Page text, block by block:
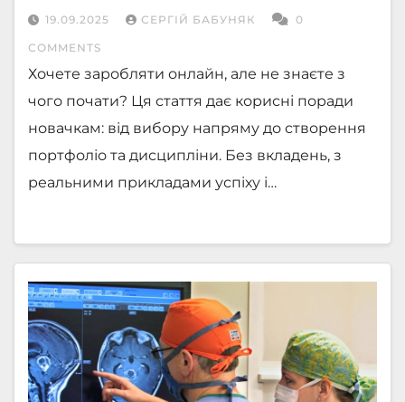
19.09.2025 СЕРГІЙ БАБУНЯК 0
COMMENTS
Хочете заробляти онлайн, але не знаєте з
чого почати? Ця стаття дає корисні поради
новачкам: від вибору напряму до створення
портфоліо та дисципліни. Без вкладень, з
реальними прикладами успіху і…